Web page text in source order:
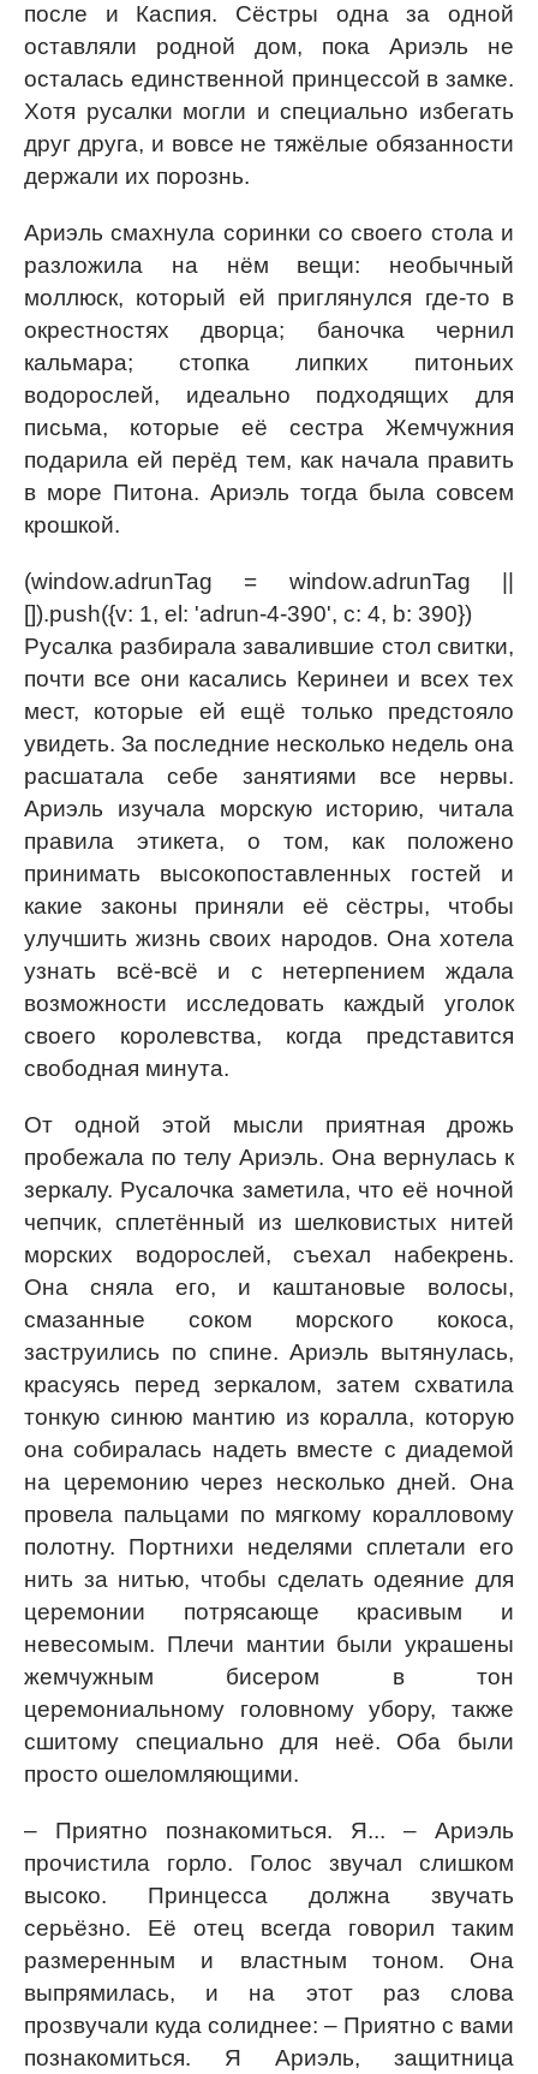
после и Каспия. Сёстры одна за одной
оставляли родной дом, пока Ариэль не
осталась единственной принцессой в замке.
Хотя русалки могли и специально избегать
друг друга, и вовсе не тяжёлые обязанности
держали их порознь.
Ариэль смахнула соринки со своего стола и
разложила на нём вещи: необычный
моллюск, который ей приглянулся где-то в
окрестностях дворца; баночка чернил
кальмара; стопка липких питоньих
водорослей, идеально подходящих для
письма, которые её сестра Жемчужния
подарила ей перёд тем, как начала править
в море Питона. Ариэль тогда была совсем
крошкой.
(window.adrunTag = window.adrunTag ||
[]).push({v: 1, el: 'adrun-4-390', c: 4, b: 390})
Русалка разбирала завалившие стол свитки,
почти все они касались Керинеи и всех тех
мест, которые ей ещё только предстояло
увидеть. За последние несколько недель она
расшатала себе занятиями все нервы.
Ариэль изучала морскую историю, читала
правила этикета, о том, как положено
принимать высокопоставленных гостей и
какие законы приняли её сёстры, чтобы
улучшить жизнь своих народов. Она хотела
узнать всё-всё и с нетерпением ждала
возможности исследовать каждый уголок
своего королевства, когда представится
свободная минута.
От одной этой мысли приятная дрожь
пробежала по телу Ариэль. Она вернулась к
зеркалу. Русалочка заметила, что её ночной
чепчик, сплетённый из шелковистых нитей
морских водорослей, съехал набекрень.
Она сняла его, и каштановые волосы,
смазанные соком морского кокоса,
заструились по спине. Ариэль вытянулась,
красуясь перед зеркалом, затем схватила
тонкую синюю мантию из коралла, которую
она собиралась надеть вместе с диадемой
на церемонию через несколько дней. Она
провела пальцами по мягкому коралловому
полотну. Портнихи неделями сплетали его
нить за нитью, чтобы сделать одеяние для
церемонии потрясающе красивым и
невесомым. Плечи мантии были украшены
жемчужным бисером в тон
церемониальному головному убору, также
сшитому специально для неё. Оба были
просто ошеломляющими.
– Приятно познакомиться. Я... – Ариэль
прочистила горло. Голос звучал слишком
высоко. Принцесса должна звучать
серьёзно. Её отец всегда говорил таким
размеренным и властным тоном. Она
выпрямилась, и на этот раз слова
прозвучали куда солиднее: – Приятно с вами
познакомиться. Я Ариэль, защитница